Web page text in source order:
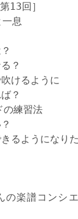
第13回］
息
？
けるように
？
練習法
るようになり
の楽譜コンシ